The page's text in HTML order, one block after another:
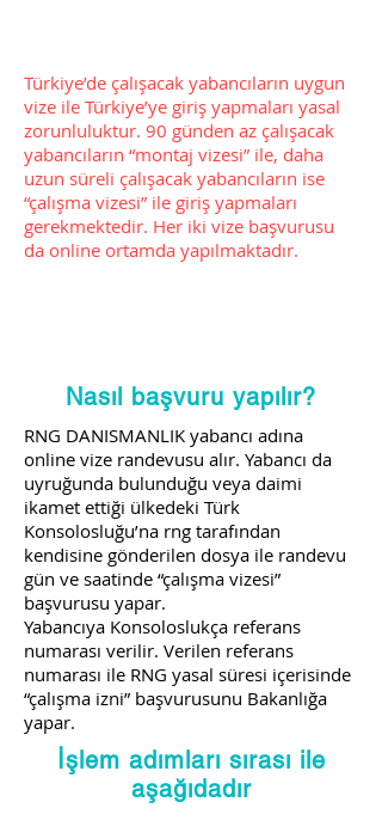
Türkiye’de çalışacak yabancıların uygun
vize ile Türkiye’ye giriş yapmaları yasal
zorunluluktur. 90 günden az çalışacak
yabancıların “montaj vizesi” ile, daha
uzun süreli çalışacak yabancıların ise
“çalışma vizesi” ile giriş yapmaları
gerekmektedir. Her iki vize başvurusu
da online ortamda yapılmaktadır.
Nasıl başvuru yapılır?
RNG DANISMANLIK yabancı adına
online vize randevusu alır. Yabancı da
uyruğunda bulunduğu veya daimi
ikamet ettiği ülkedeki Türk
Konsolosluğu’na rng tarafından
kendisine gönderilen dosya ile randevu
gün ve saatinde “çalışma vizesi”
başvurusu yapar.
Yabancıya Konsoloslukça referans
numarası verilir. Verilen referans
numarası ile RNG yasal süresi içerisinde
“çalışma izni” başvurusunu Bakanlığa
yapar.
İşlem adımları sırası ile
aşağıdadır